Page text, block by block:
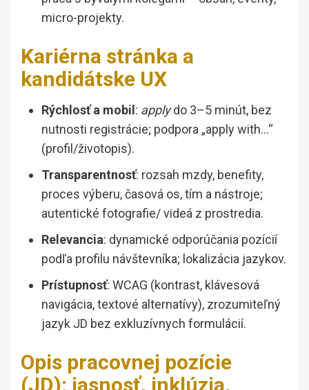
micro-projekty.
Kariérna stránka a
kandidátske UX
Rýchlosť a mobil : applydo 3–5 minút, bez
nutnosti registrácie; podpora „apply with…“
(profil/životopis).
Transparentnosť: rozsah mzdy, benefity,
proces výberu, časová os, tím a nástroje;
autentické fotografie/ videá z prostredia.
Relevancia: dynamické odporúčania pozícií
podľa profilu návštevníka; lokalizácia jazykov.
Prístupnosť: WCAG (kontrast, klávesová
navigácia, textové alternatívy), zrozumiteľný
jazyk JD bez exkluzívnych formulácií.
Opis pracovnej pozície
(JD): jasnosť, inklúzia,